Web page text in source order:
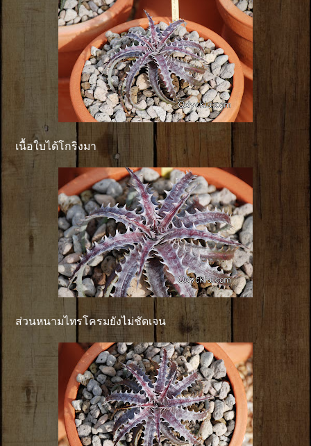
เนื้อใบได้โกริงมา
ส่วนหนามไทรโครมยังไม่ชัดเจน